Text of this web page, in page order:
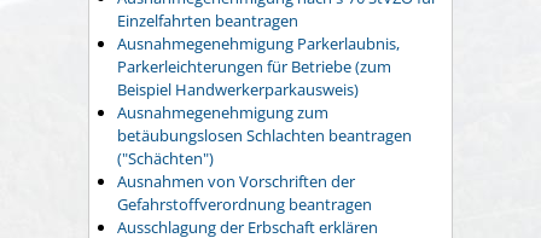
Einzelfahrten beantragen
Ausnahmegenehmigung Parkerlaubnis,
Parkerleichterungen für Betriebe (zum
Beispiel Handwerkerparkausweis)
Ausnahmegenehmigung zum
betäubungslosen Schlachten beantragen
("Schächten")
Ausnahmen von Vorschriften der
Gefahrstoffverordnung beantragen
Ausschlagung der Erbschaft erklären